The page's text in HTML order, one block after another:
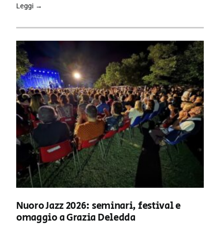
Leggi →
Nuoro Jazz 2026: seminari, festival e
omaggio a Grazia Deledda